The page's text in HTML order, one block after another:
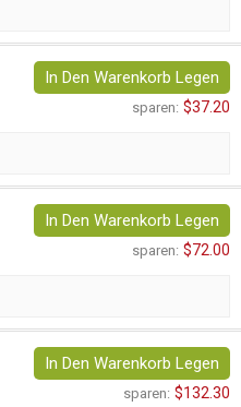
In Den Warenkorb Legen
sparen: $37.20
In Den Warenkorb Legen
sparen: $72.00
In Den Warenkorb Legen
sparen: $132.30